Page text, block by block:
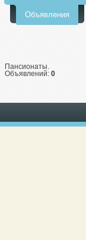
Объявления
Пансионаты.
Объявлений: 0